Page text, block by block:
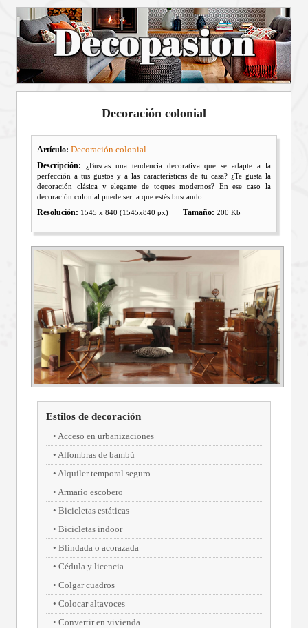
Decoración colonial
Artículo: Decoración colonial.
Descripción:
¿Buscas una tendencia decorativa que se adapte a la
perfección a tus gustos y a las características de tu casa? ¿Te gusta la
decoración clásica y elegante de toques modernos? En ese caso la
decoración colonial puede ser la que estés buscando.
Resolución: 1545 x 840 (1545x840 px) Tamaño: 200 Kb
Estilos de decoración
Acceso en urbanizaciones
Alfombras de bambú
Alquiler temporal seguro
Armario escobero
Bicicletas estáticas
Bicicletas indoor
Blindada o acorazada
Cédula y licencia
Colgar cuadros
Colocar altavoces
Convertir en vivienda